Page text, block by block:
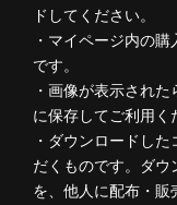
ドしてください。
・マイページ内の
です。
・画像が表示され
に保存してご利用く
・ダウンロードし
だくものです。ダウ
を、他人に配布・販